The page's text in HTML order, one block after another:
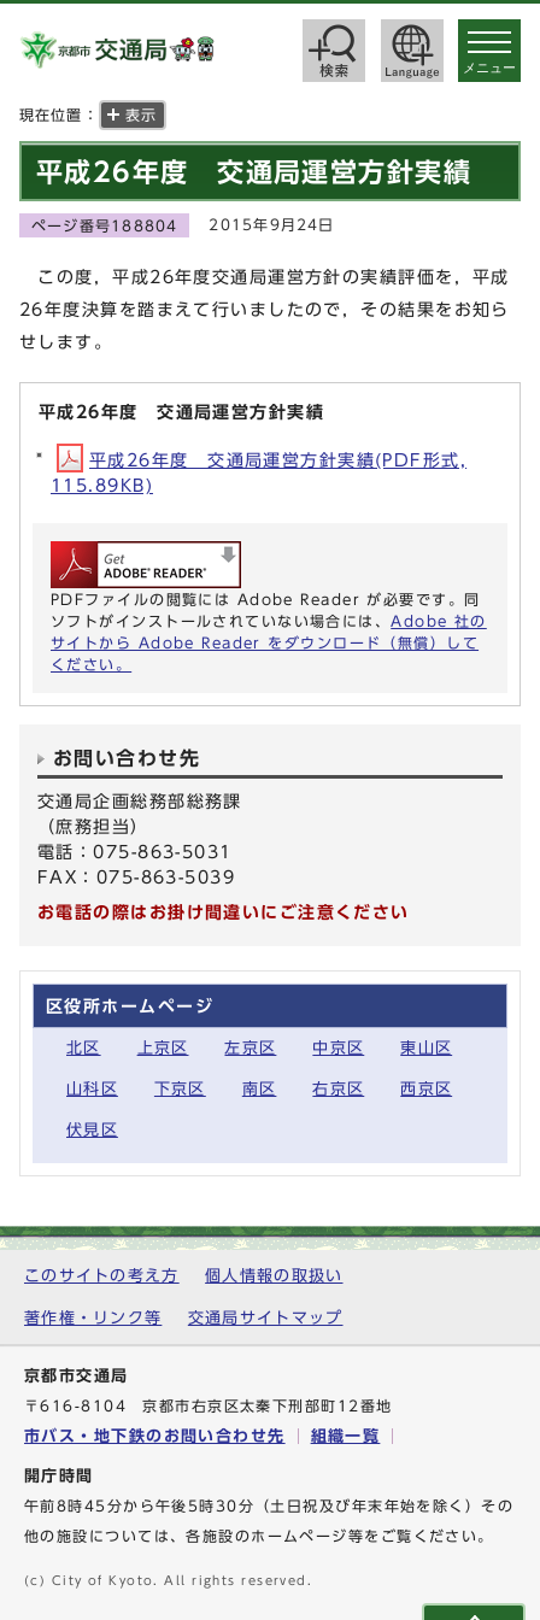
toggle
メニュー
現在位置： 表示
平成26年度 交通局運営方針実績
ページ番号188804 2015年9月24日
この度，平成26年度交通局運営方針の実績評価を，平成
26年度決算を踏まえて行いましたので，その結果をお知ら
せします。
平成26年度 交通局運営方針実績
平成26年度 交通局運営方針実績(PDF形式,
115.89KB)
PDFファイルの閲覧には Adobe Reader が必要です。同
ソフトがインストールされていない場合には、 Adobe 社の
サイトから Adobe Reader をダウンロード（無償）して
ください。
お問い合わせ先
交通局企画総務部総務課
（庶務担当）
電話：075-863-5031
FAX：075-863-5039
お電話の際はお掛け間違いにご注意ください
区役所ホームページ
北区 上京区 左京区 中京区 東山区
山科区 下京区 南区 右京区 西京区
伏見区
このサイトの考え方 個人情報の取扱い
著作権・リンク等 交通局サイトマップ
京都市交通局
〒616-8104 京都市右京区太秦下刑部町12番地
市バス・地下鉄のお問い合わせ先 組織一覧
開庁時間
午前8時45分から午後5時30分（土日祝及び年末年始を除く）その
他の施設については、各施設のホームページ等をご覧ください。
(c) City of Kyoto. All rights reserved.